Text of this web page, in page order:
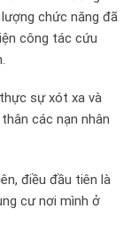
chức năng đã
công tác cứu
sự xót xa và
các nạn nhân
điều đầu tiên là
cư nơi mình ở